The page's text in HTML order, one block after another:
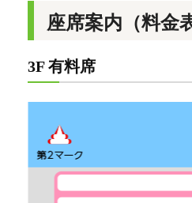
座席案内（料金
3F 有料席